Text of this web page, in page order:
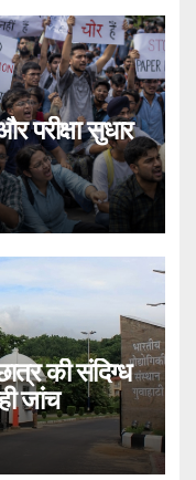
परीक्षा सुधार
की संदिग्ध
जांच